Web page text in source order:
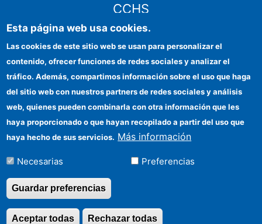
CCHS
Identidad institucional
Ayudas FEDER
Organismos financiadores
Contacto
Cómo llegar
Esta página web usa cookies.
Las cookies de este sitio web se usan para personalizar el
contenido, ofrecer funciones de redes sociales y analizar el
tráfico. Además, compartimos información sobre el uso que haga
del sitio web con nuestros partners de redes sociales y análisis
web, quienes pueden combinarla con otra información que les
haya proporcionado o que hayan recopilado a partir del uso que
haya hecho de sus servicios. Más información
Necesarias Preferencias
Guardar preferencias
Rechazar todas
Aceptar todas